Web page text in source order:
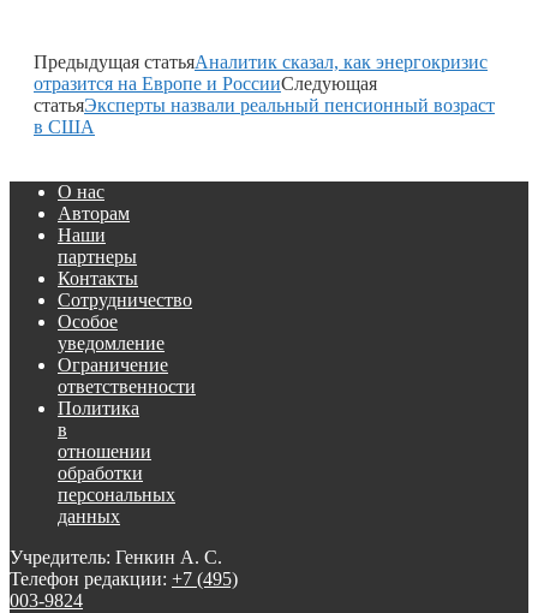
Предыдущая статьяАналитик сказал, как энергокризис
отразится на Европе и РоссииСледующая
статьяЭксперты назвали реальный пенсионный возраст
в США
О нас
Авторам
Наши
партнеры
Контакты
Сотрудничество
Особое
уведомление
Ограничение
ответственности
Политика
в
отношении
обработки
персональных
данных
Учредитель: Генкин А. С.
Телефон редакции: +7 (495)
003-9824